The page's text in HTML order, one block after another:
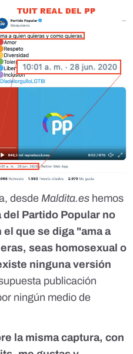
desde Maldita.es hemos
del Partido Popular no
que se diga "ama a
seas homosexual o
ninguna versión
publicación
ningún medio de
la misma captura, con